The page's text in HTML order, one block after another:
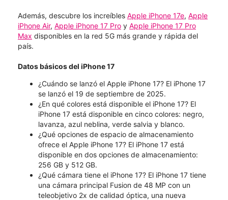
Además, descubre los increíbles Apple iPhone 17e, Apple
iPhone Air, Apple iPhone 17 Pro y Apple iPhone 17 Pro
Max disponibles en la red 5G más grande y rápida del
país.
Datos básicos del iPhone 17
¿Cuándo se lanzó el Apple iPhone 17? El iPhone 17
se lanzó el 19 de septiembre de 2025.
¿En qué colores está disponible el iPhone 17? El
iPhone 17 está disponible en cinco colores: negro,
lavanza, azul neblina, verde salvia y blanco.
¿Qué opciones de espacio de almacenamiento
ofrece el Apple iPhone 17? El iPhone 17 está
disponible en dos opciones de almacenamiento:
256 GB y 512 GB.
¿Qué cámara tiene el iPhone 17? El iPhone 17 tiene
una cámara principal Fusion de 48 MP con un
teleobjetivo 2x de calidad óptica, una nueva